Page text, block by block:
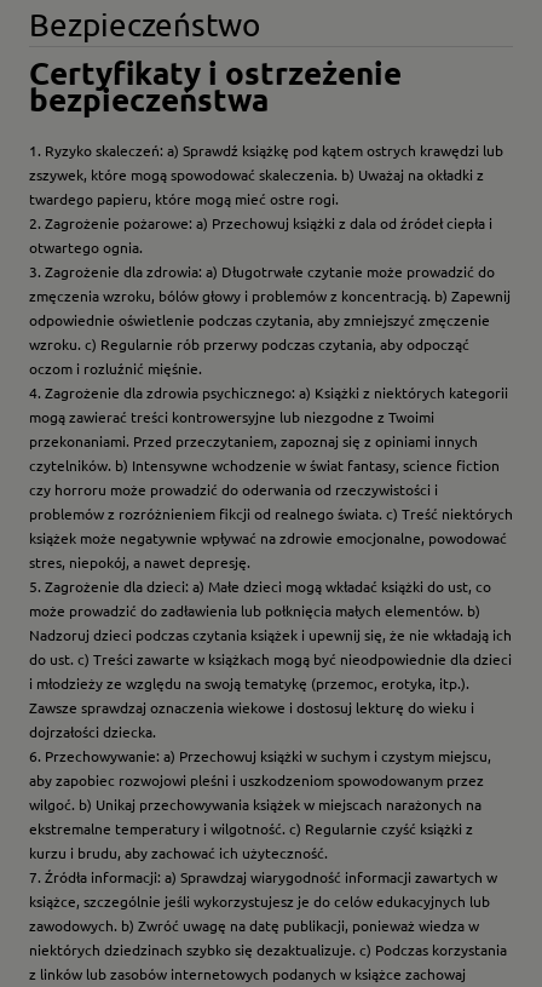
Bezpieczeństwo
Certyfikaty i ostrzeżenie
bezpieczeństwa
1. Ryzyko skaleczeń: a) Sprawdź książkę pod kątem ostrych krawędzi lub
zszywek, które mogą spowodować skaleczenia. b) Uważaj na okładki z
twardego papieru, które mogą mieć ostre rogi.
2. Zagrożenie pożarowe: a) Przechowuj książki z dala od źródeł ciepła i
otwartego ognia.
3. Zagrożenie dla zdrowia: a) Długotrwałe czytanie może prowadzić do
zmęczenia wzroku, bólów głowy i problemów z koncentracją. b) Zapewnij
odpowiednie oświetlenie podczas czytania, aby zmniejszyć zmęczenie
wzroku. c) Regularnie rób przerwy podczas czytania, aby odpocząć
oczom i rozluźnić mięśnie.
4. Zagrożenie dla zdrowia psychicznego: a) Książki z niektórych kategorii
mogą zawierać treści kontrowersyjne lub niezgodne z Twoimi
przekonaniami. Przed przeczytaniem, zapoznaj się z opiniami innych
czytelników. b) Intensywne wchodzenie w świat fantasy, science fiction
czy horroru może prowadzić do oderwania od rzeczywistości i
problemów z rozróżnieniem fikcji od realnego świata. c) Treść niektórych
książek może negatywnie wpływać na zdrowie emocjonalne, powodować
stres, niepokój, a nawet depresję.
5. Zagrożenie dla dzieci: a) Małe dzieci mogą wkładać książki do ust, co
może prowadzić do zadławienia lub połknięcia małych elementów. b)
Nadzoruj dzieci podczas czytania książek i upewnij się, że nie wkładają ich
do ust. c) Treści zawarte w książkach mogą być nieodpowiednie dla dzieci
i młodzieży ze względu na swoją tematykę (przemoc, erotyka, itp.).
Zawsze sprawdzaj oznaczenia wiekowe i dostosuj lekturę do wieku i
dojrzałości dziecka.
6. Przechowywanie: a) Przechowuj książki w suchym i czystym miejscu,
aby zapobiec rozwojowi pleśni i uszkodzeniom spowodowanym przez
wilgoć. b) Unikaj przechowywania książek w miejscach narażonych na
ekstremalne temperatury i wilgotność. c) Regularnie czyść książki z
kurzu i brudu, aby zachować ich użyteczność.
7. Źródła informacji: a) Sprawdzaj wiarygodność informacji zawartych w
książce, szczególnie jeśli wykorzystujesz je do celów edukacyjnych lub
zawodowych. b) Zwróć uwagę na datę publikacji, ponieważ wiedza w
niektórych dziedzinach szybko się dezaktualizuje. c) Podczas korzystania
z linków lub zasobów internetowych podanych w książce zachowaj